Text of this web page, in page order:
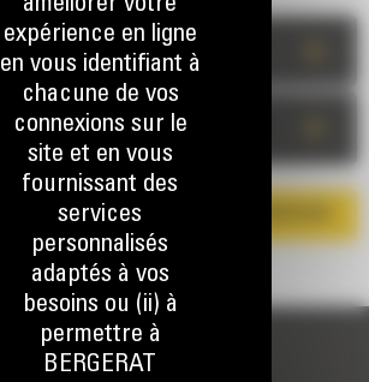
TÉLÉCHARGER LA BROCHURE
améliorer votre
expérience en ligne
en vous identifiant à
chacune de vos
connexions sur le
site et en vous
fournissant des
services
personnalisés
adaptés à vos
besoins ou (ii) à
permettre à
BERGERAT